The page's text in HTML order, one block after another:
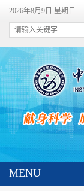
2026年8月9日 星期日
MENU